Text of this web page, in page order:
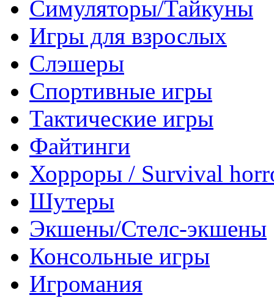
Симуляторы/Тайкуны
Игры для взрослых
Слэшеры
Спортивные игры
Тактические игры
Файтинги
Хорроры / Survival
Шутеры
Экшены/Стелс-экшены
Консольные игры
Игромания